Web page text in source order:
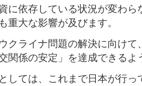
に依存している状況が変わ
重大な影響が及びます。
クライナ問題の解決に向け
関係の安定」を達成できるよ
しては、これまで日本が行